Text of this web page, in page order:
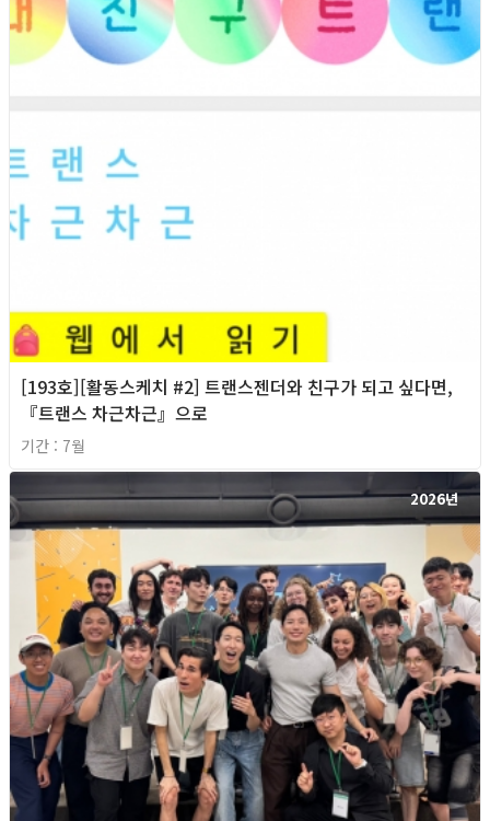
[193호][활동스케치 #2] 트랜스젠더와 친구가 되고 싶다면,
『트랜스 차근차근』으로
기간 : 7월
2026년